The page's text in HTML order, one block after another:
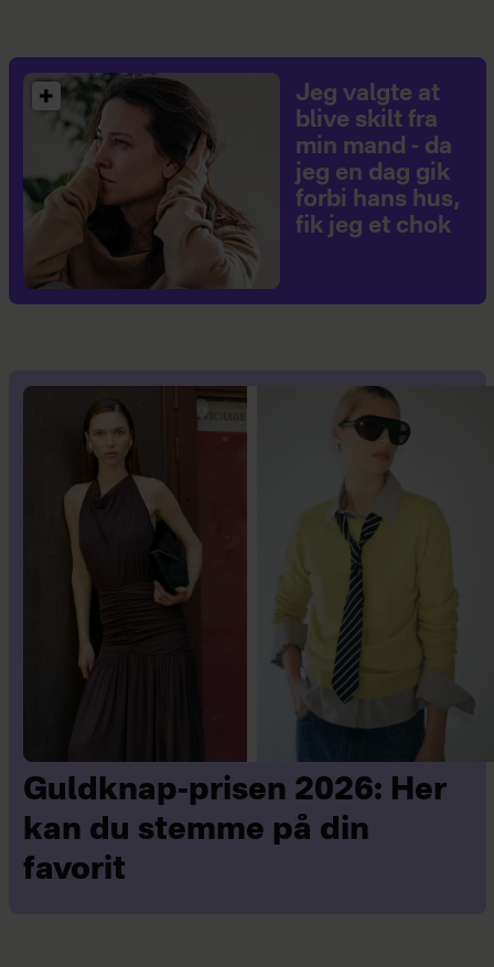
Jeg valgte at
blive skilt fra
min mand - da
jeg en dag gik
forbi hans hus,
fik jeg et chok
Guldknap-prisen 2026: Her
kan du stemme på din
favorit